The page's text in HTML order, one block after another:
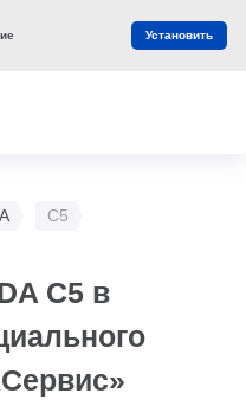
C5
C5 в
Оценить